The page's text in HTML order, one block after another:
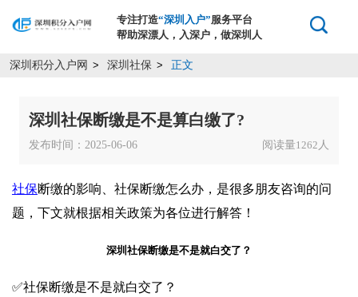
专注打造“深圳入户”服务平台
帮助深漂人，入深户，做深圳人
深圳积分入户网 > 深圳社保 > 正文
深圳社保断缴是不是算白缴了?
发布时间：2025-06-06 阅读量1262 人
社保断缴的影响、社保断缴怎么办，是很多朋友咨询的问
题，下文就根据相关政策为各位进行解答！
深圳社保断缴是不是就白交了？
✅社保断缴是不是就白交了？